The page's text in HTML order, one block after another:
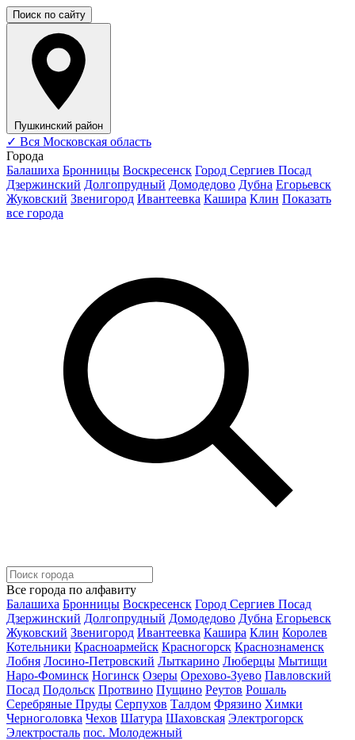
Поиск по сайту
Пушкинский район
✓ Вся Московская область
Города
Балашиха Бронницы Воскресенск Город Сергиев Посад
Дзержинский Долгопрудный Домодедово Дубна Егорьевск
Жуковский Звенигород Ивантеевка Кашира Клин Показать
все города
Все города по алфавиту
Балашиха Бронницы Воскресенск Город Сергиев Посад
Дзержинский Долгопрудный Домодедово Дубна Егорьевск
Жуковский Звенигород Ивантеевка Кашира Клин Королев
Котельники Красноармейск Красногорск Краснознаменск
Лобня Лосино-Петровский Лыткарино Люберцы Мытищи
Наро-Фоминск Ногинск Озеры Орехово-Зуево Павловский
Посад Подольск Протвино Пущино Реутов Рошаль
Серебряные Пруды Серпухов Талдом Фрязино Химки
Черноголовка Чехов Шатура Шаховская Электрогорск
Электросталь пос. Молодежный